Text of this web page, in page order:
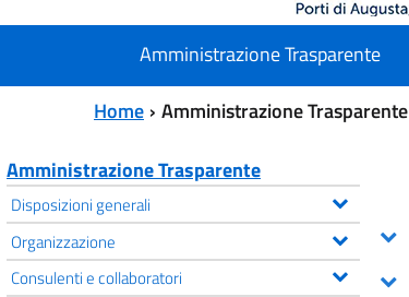
Amministrazione Trasparente
Home Amministrazione Trasparente
Amministrazione Trasparente
Disposizioni generali
Organizzazione
Consulenti e collaboratori